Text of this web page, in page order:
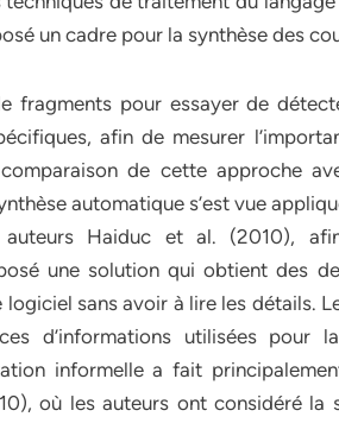
un cadre pour la synthèse des
fragments pour essayer de
afin de mesurer
de cette approche
automatique s’est vue
auteurs Haiduc et al. (2010),
une solution qui obtient des
sans avoir à lire les détails.
d’informations utilisées pour
informelle a fait
où les auteurs ont considéré la